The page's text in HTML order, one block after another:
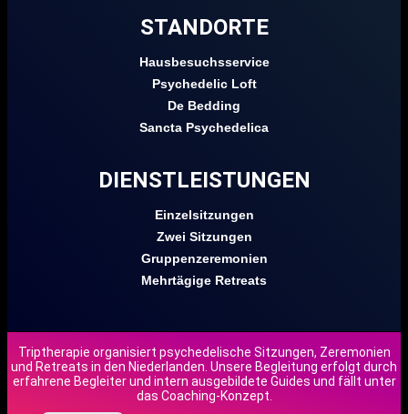
STANDORTE
Hausbesuchsservice
Psychedelic Loft
De Bedding
Sancta Psychedelica
DIENSTLEISTUNGEN
Einzelsitzungen
Zwei Sitzungen
Gruppenzeremonien
Mehrtägige Retreats
Triptherapie organisiert psychedelische Sitzungen, Zeremonien
und Retreats in den Niederlanden. Unsere Begleitung erfolgt durch
erfahrene Begleiter und intern ausgebildete Guides und fällt unter
das Coaching-Konzept.
NL
EN